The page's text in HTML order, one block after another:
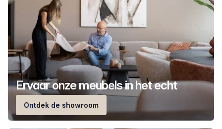
Ervaar onze meubels in het echt
Ontdek de showroom